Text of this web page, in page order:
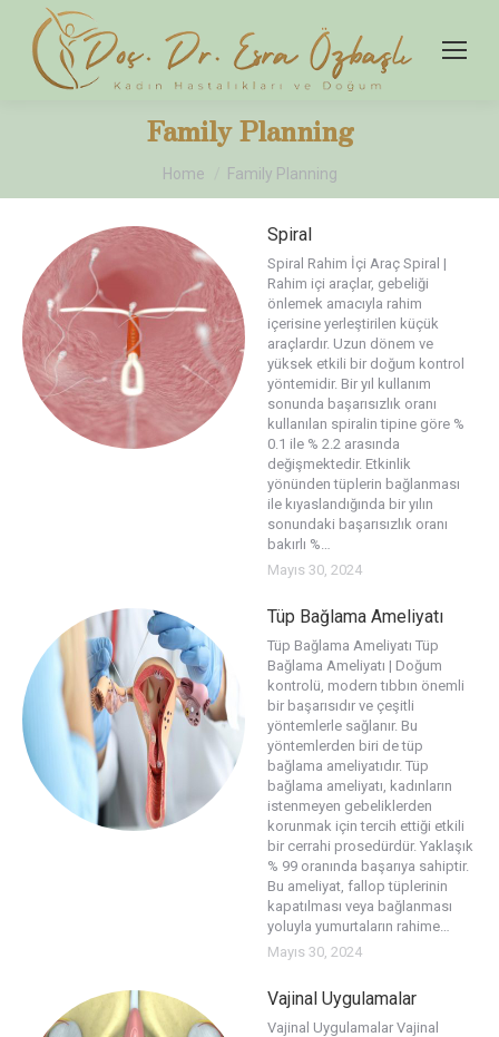
Family Planning
You are here:
Home Family Planning
Spiral
Spiral Rahim İçi Araç Spiral |
Rahim içi araçlar, gebeliği
önlemek amacıyla rahim
içerisine yerleştirilen küçük
araçlardır. Uzun dönem ve
yüksek etkili bir doğum kontrol
yöntemidir. Bir yıl kullanım
sonunda başarısızlık oranı
kullanılan spiralin tipine göre %
0.1 ile % 2.2 arasında
değişmektedir. Etkinlik
yönünden tüplerin bağlanması
ile kıyaslandığında bir yılın
sonundaki başarısızlık oranı
bakırlı %…
Mayıs 30, 2024
Tüp Bağlama Ameliyatı
Tüp Bağlama Ameliyatı Tüp
Bağlama Ameliyatı | Doğum
kontrolü, modern tıbbın önemli
bir başarısıdır ve çeşitli
yöntemlerle sağlanır. Bu
yöntemlerden biri de tüp
bağlama ameliyatıdır. Tüp
bağlama ameliyatı, kadınların
istenmeyen gebeliklerden
korunmak için tercih ettiği etkili
bir cerrahi prosedürdür. Yaklaşık
% 99 oranında başarıya sahiptir.
Bu ameliyat, fallop tüplerinin
kapatılması veya bağlanması
yoluyla yumurtaların rahime…
Mayıs 30, 2024
Vajinal Uygulamalar
Vajinal Uygulamalar Vajinal